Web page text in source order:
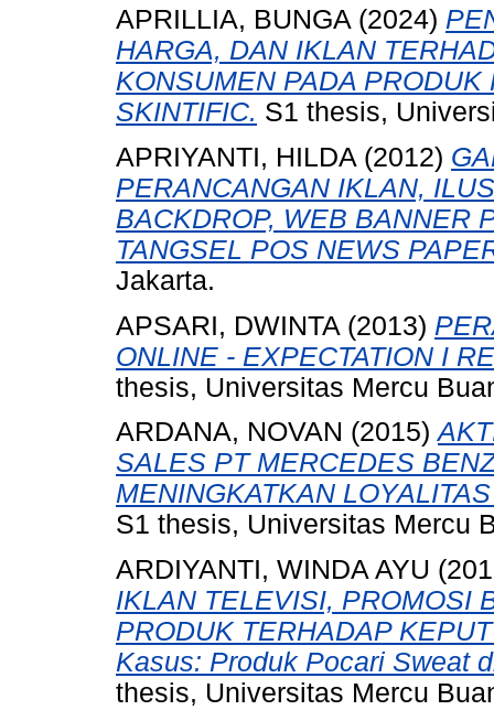
APRILLIA, BUNGA (2024)
HARGA, DAN IKLAN
KONSUMEN PADA
SKINTIFIC. S1 thesis,
APRIYANTI, HILDA (2012)
PERANCANGAN IKLAN,
BACKDROP, WEB BANNER
TANGSEL POS NEWS
Jakarta.
APSARI, DWINTA (2013)
ONLINE - EXPECTATION I
thesis, Universitas Mercu
ARDANA, NOVAN (2015)
SALES PT MERCEDES
MENINGKATKAN
S1 thesis, Universitas Mercu
ARDIYANTI, WINDA AYU
IKLAN TELEVISI, PROMOSI
PRODUK TERHADAP
Kasus: Produk Pocari Sweat
thesis, Universitas Mercu